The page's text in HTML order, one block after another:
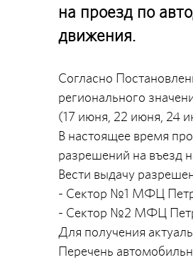
на проезд по
движения.
Согласно
регионального
(17 июня, 22 июня, 24
В настоящее время
разрешений на въезд
Вести выдачу
- Сектор №1 МФЦ
- Сектор №2 МФЦ
Для получения
Перечень